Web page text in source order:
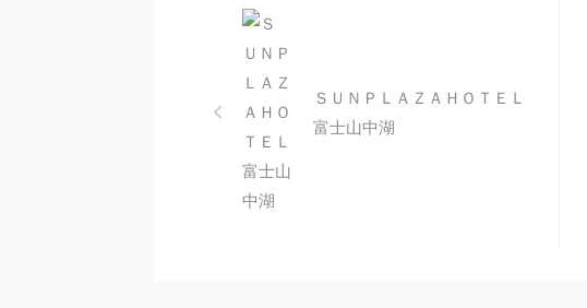
ＳＵＮＰＬＡＺＡＨＯＴＥＬ
富士山中湖